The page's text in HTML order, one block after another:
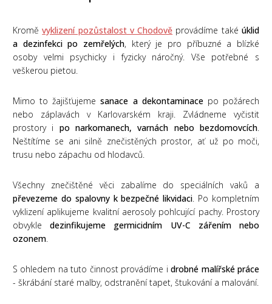
Kroměvyklizení pozůstalost v Chodově provádíme takéúklid
a dezinfekci po zemřelých, který je pro příbuzné a blízké
osoby velmi psychicky i fyzicky náročný. Vše potřebné s
veškerou pietou.
Mimo to žajišťujemesanace a dekontaminacepo požárech
nebo záplavách v Karlovarském kraji. Zvládneme vyčistit
prostory i po narkomanech, varnách nebo bezdomovcích.
Neštítíme se ani silně znečistěných prostor, ať už po moči,
trusu nebo zápachu od hlodavců.
Všechny znečištěné věci zabalíme do speciálních vaků a
převezeme do spalovny k bezpečné likvidaci. Po kompletním
vyklizení aplikujeme kvalitní aerosoly pohlcující pachy. Prostory
obvykledezinfikujeme germicidním UV-C zářením nebo
ozonem.
S ohledem na tuto činnost provádíme idrobné malířské práce
- škrábání staré malby, odstranění tapet, štukování a malování.